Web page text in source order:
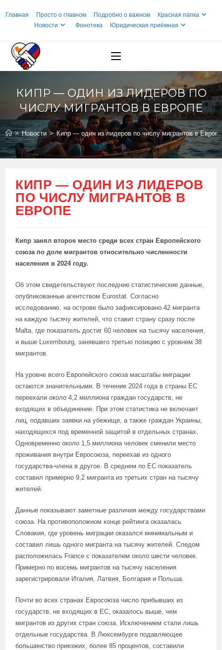
Главная Просто о главном Подробно о важном
Красная папка
Новости
Фонотека Юридическая приёмная
КИПР — ОДИН ИЗ ЛИДЕРОВ ПО
ЧИСЛУ МИГРАНТОВ В ЕВРОПЕ
> Новости > Кипр — один из лидеров по числу мигрантов в Европе
КИПР — ОДИН ИЗ ЛИДЕРОВ
ПО ЧИСЛУ МИГРАНТОВ В
ЕВРОПЕ
Кипр занял второе место среди всех стран Европейского
союза по доле мигрантов относительно численности
населения в 2024 году.
Об этом свидетельствуют последние статистические данные,
опубликованные агентством Eurostat. Согласно
исследованию, на острове было зафиксировано 42 мигранта
на каждую тысячу жителей, что ставит страну сразу после
Malta, где показатель достиг 60 человек на тысячу населения,
и выше Luxembourg, занявшего третью позицию с уровнем 38
мигрантов.
На уровне всего Европейского союза масштабы миграции
остаются значительными. В течение 2024 года в страны ЕС
переехали около 4,2 миллиона граждан государств, не
входящих в объединение. При этом статистика не включает
лиц, подавших заявки на убежище, а также граждан Украины,
находящихся под временной защитой в отдельных странах.
Одновременно около 1,5 миллиона человек сменили место
проживания внутри Евросоюза, переехав из одного
государства-члена в другое. В среднем по ЕС показатель
составил примерно 9,2 мигранта из третьих стран на тысячу
жителей.
Данные показывают заметные различия между государствами
союза. На противоположном конце рейтинга оказалась
Словакия, где уровень миграции оказался минимальным и
составил лишь одного мигранта на тысячу жителей. Следом
расположилась France с показателем около шести человек.
Примерно по восемь мигрантов на тысячу населения
зарегистрировали Италия, Латвия, Болгария и Польша.
Почти во всех странах Евросоюза число прибывших из
государств, не входящих в ЕС, оказалось выше, чем
мигрантов из других стран союза. Исключением стали лишь
отдельные государства. В Люксембурге подавляющее
большинство приезжих, более 85 процентов, составили